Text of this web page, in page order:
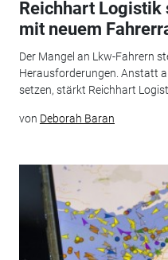
Reichhart Logistik
mit neuem
Der Mangel an Lkw-Fahrern
Herausforderungen. Anstatt
setzen, stärkt Reichhart
von Deborah Baran